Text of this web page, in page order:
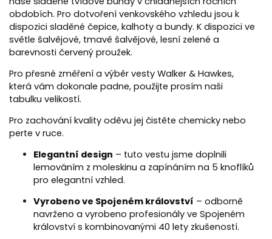
obdobích. Pro dotvoření venkovského vzhledu jsou k
dispozici sladěné čepice, kalhoty a bundy. K dispozici ve
světle šalvějové, tmavě šalvějové, lesní zelené a
barevnosti červený proužek.
Pro přesné změření a výběr vesty Walker & Hawkes,
která vám dokonale padne, použijte prosím naši
tabulku velikostí.
Pro zachování kvality oděvu jej čistěte chemicky nebo
perte v ruce.
Elegantní design – tuto vestu jsme doplnili
lemováním z moleskinu a zapínáním na 5 knoflíků
pro elegantní vzhled.
Vyrobeno ve Spojeném království – odborně
navrženo a vyrobeno profesionály ve Spojeném
království s kombinovanými 40 lety zkušeností.